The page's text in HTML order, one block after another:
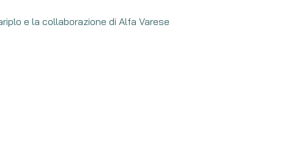
e la collaborazione di Alfa Varese